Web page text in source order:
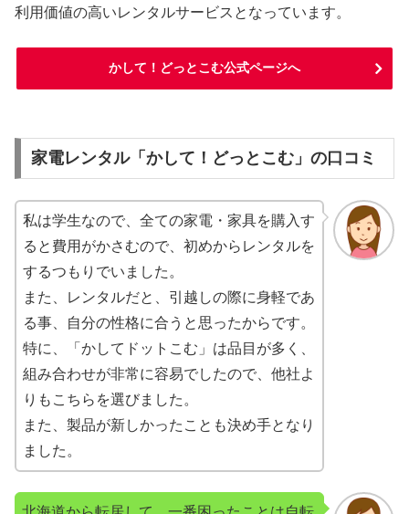
利用価値の高いレンタルサービスとなっています。
かして！どっとこむ公式ページへ
家電レンタル「かして！どっとこむ」の口コミ
私は学生なので、全ての家電・家具を購入す
ると費用がかさむので、初めからレンタルを
するつもりでいました。
また、レンタルだと、引越しの際に身軽であ
る事、自分の性格に合うと思ったからです。
特に、「かしてドットこむ」は品目が多く、
組み合わせが非常に容易でしたので、他社よ
りもこちらを選びました。
また、製品が新しかったことも決め手となり
ました。